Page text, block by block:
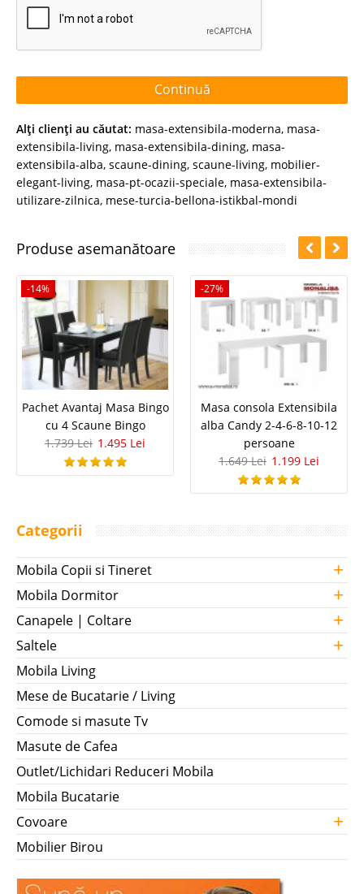
Continuă
Alţi clienţi au căutat: masa-extensibila-moderna, masa-
extensibila-living, masa-extensibila-dining, masa-
extensibila-alba, scaune-dining, scaune-living, mobilier-
elegant-living, masa-pt-ocazii-speciale, masa-extensibila-
utilizare-zilnica, mese-turcia-bellona-istikbal-mondi
Produse asemanătoare
-14%
Pachet Avantaj Masa Bingo
cu 4 Scaune Bingo
1.739 Lei 1.495 Lei
-27%
Masa consola Extensibila
alba Candy 2-4-6-8-10-12
persoane
1.649 Lei 1.199 Lei
Categorii
Mobila Copii si Tineret +
Mobila Dormitor +
Canapele | Coltare +
Saltele +
Mobila Living
Mese de Bucatarie / Living
Comode si masute Tv
Masute de Cafea
Outlet/Lichidari Reduceri Mobila
Mobila Bucatarie
Covoare
+
Mobilier Birou